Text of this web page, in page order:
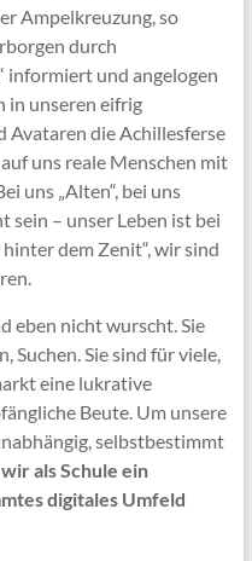
Ampelkreuzung, so
durch
informiert und angelogen
in unseren eifrig
die Achillesferse
uns reale Menschen mit
uns „Alten“, bei uns
sein – unser Leben ist bei
dem Zenit“, wir sind
eben nicht wurscht. Sie
Suchen. Sie sind für viele,
eine lukrative
Beute. Um unsere
selbstbestimmt
als Schule ein
digitales Umfeld